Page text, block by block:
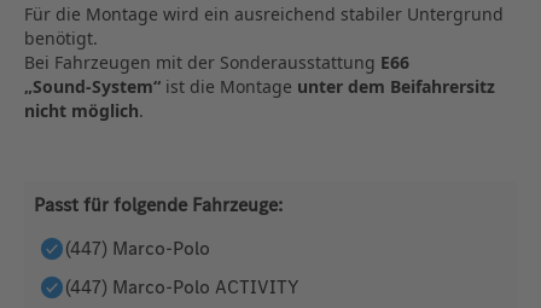
Für die Montage wird ein ausreichend stabiler Untergrund
benötigt.
Bei Fahrzeugen mit der Sonderausstattung E66
„Sound‑System“ ist die Montage unter dem Beifahrersitz
nicht möglich.
Passt für folgende Fahrzeuge:
(447) Marco-Polo
(447) Marco-Polo ACTIVITY